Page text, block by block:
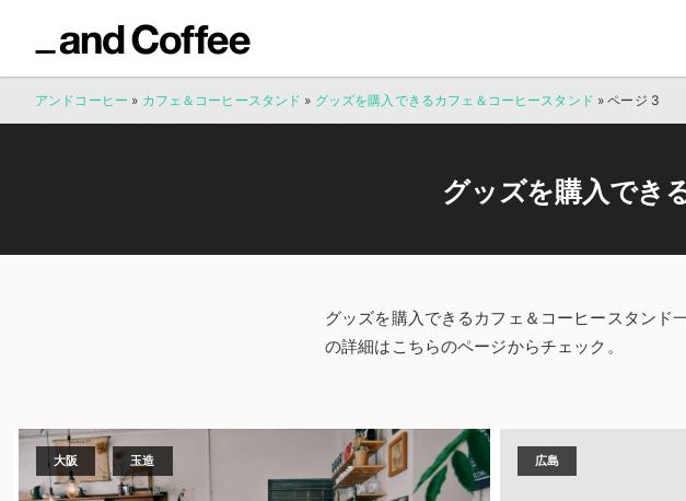
アンドコーヒー » カフェ＆コーヒースタンド » グッズを購入できるカフェ＆コーヒースタンド »ページ 3
グッズを購入でき
グッズを購入できるカフェ＆コーヒースタンド
の詳細はこちらのページからチェック。
大阪 玉造 広島